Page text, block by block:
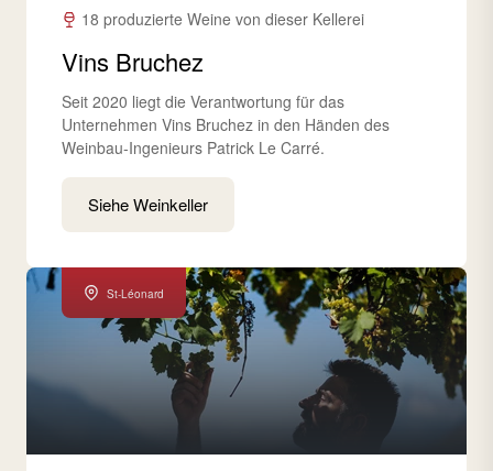
18 produzierte Weine von dieser Kellerei
Vins Bruchez
Seit 2020 liegt die Verantwortung für das
Unternehmen Vins Bruchez in den Händen des
Weinbau-Ingenieurs Patrick Le Carré.
Siehe Weinkeller
St-Léonard